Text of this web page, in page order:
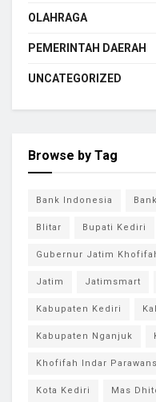
OLAHRAGA
PEMERINTAH DAERAH
UNCATEGORIZED
Browse by Tag
Bank Indonesia
Blitar Bupati Kediri
Gubernur Jatim
Jatim Jatimsmart
Kabupaten Kediri
Kabupaten Nganjuk
Khofifah Indar
Kota Kediri Mas